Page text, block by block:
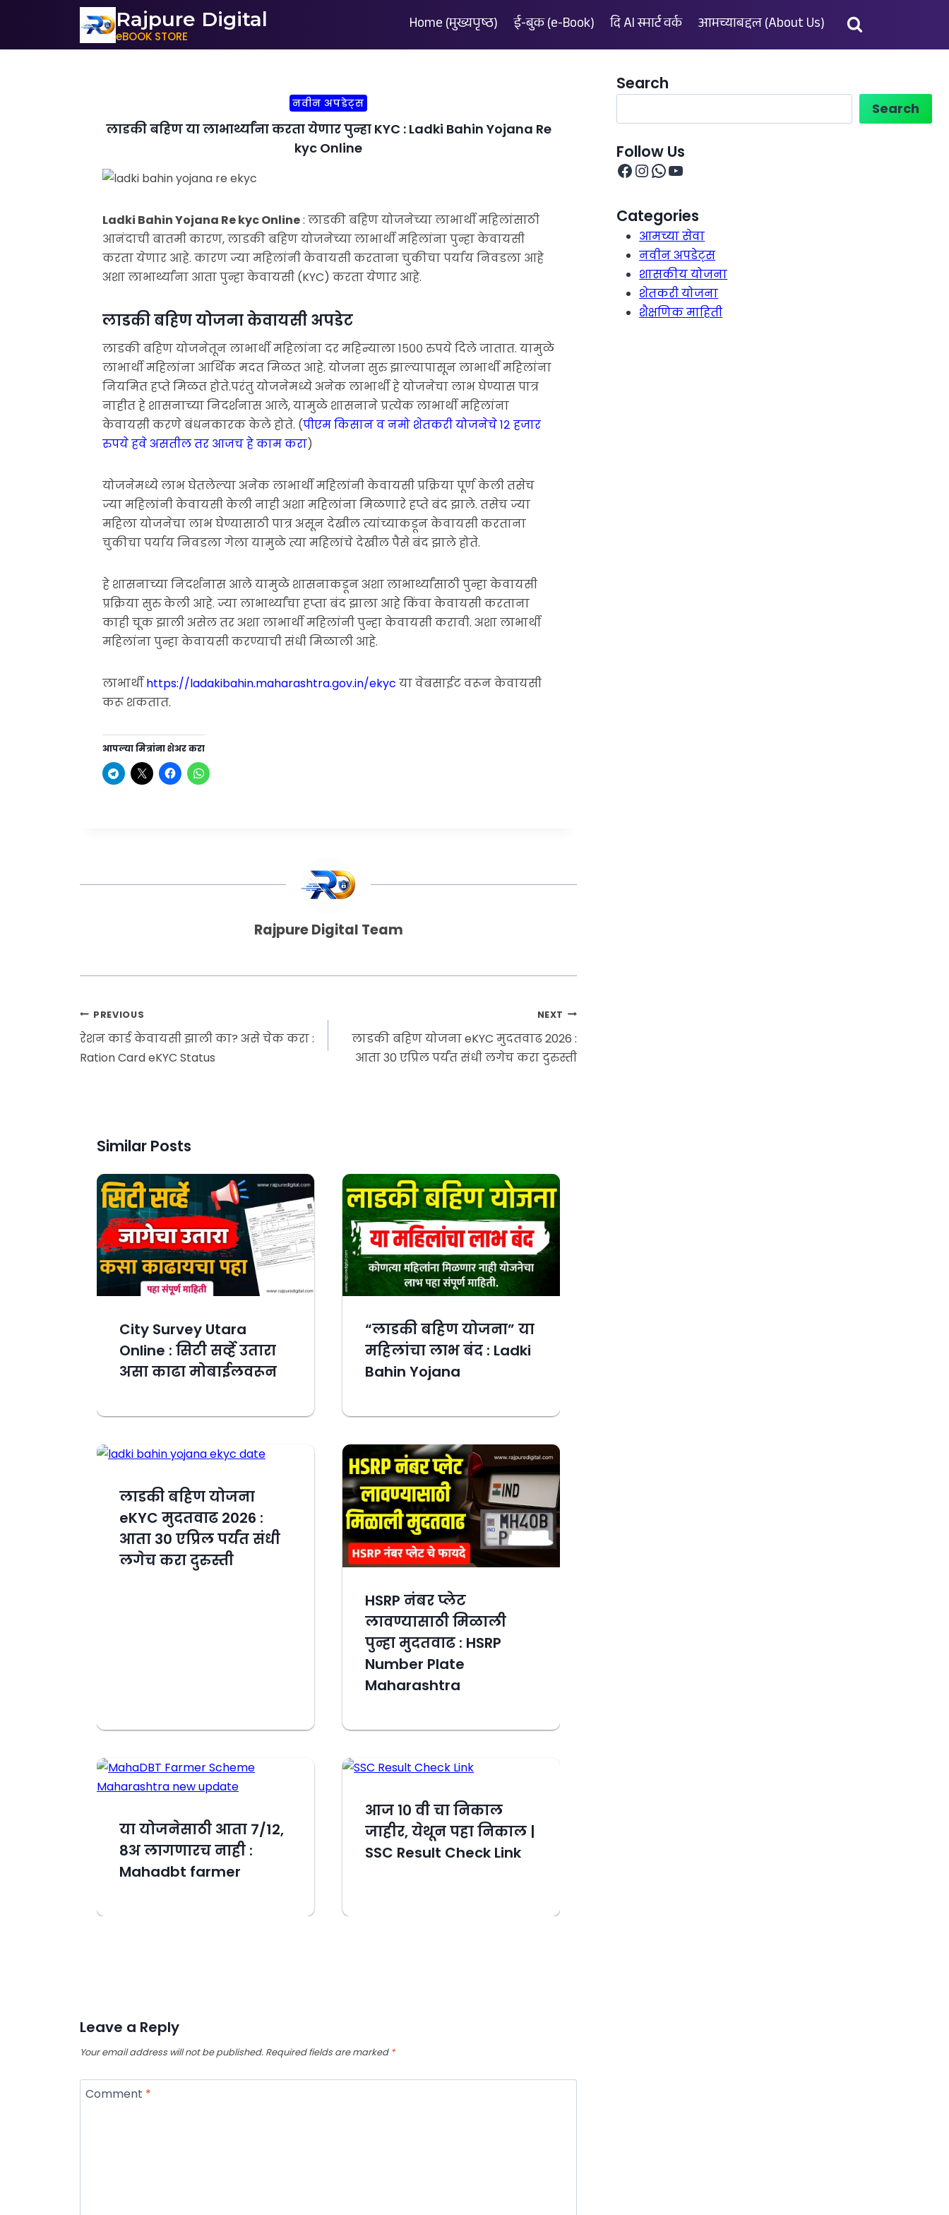
Rajpure Digital
eBOOK STORE
Home (मुख्यपृष्ठ) ई-बुक (e-Book) दि AI स्मार्ट वर्क आमच्याबद्दल (About Us)
नवीन अपडेट्स
लाडकी बहिण या लाभार्थ्यांना करता येणार पुन्हा KYC : Ladki Bahin Yojana Re
kyc Online
Ladki Bahin Yojana Re kyc Online: लाडकी बहिण योजनेच्या लाभार्थी महिलांसाठी
आनंदाची बातमी कारण, लाडकी बहिण योजनेच्या लाभार्थी महिलांना पुन्हा केवायसी
करता येणार आहे. कारण ज्या महिलांनी केवायसी करताना चुकीचा पर्याय निवडला आहे
अशा लाभार्थ्यांना आता पुन्हा केवायसी (KYC) करता येणार आहे.
लाडकी बहिण योजना केवायसी अपडेट
लाडकी बहिण योजनेतून लाभार्थी महिलांना दर महिन्याला १५०० रुपये दिले जातात. यामुळे
लाभार्थी महिलांना आर्थिक मदत मिळत आहे. योजना सुरु झाल्यापासून लाभार्थी महिलांना
नियमित हप्ते मिळत होते.परंतु योजनेमध्ये अनेक लाभार्थी हे योजनेचा लाभ घेण्यास पात्र
नाहीत हे शासनाच्या निदर्शनास आले, यामुळे शासनाने प्रत्येक लाभार्थी महिलांना
केवायसी करणे बंधनकारक केले होते. (पीएम किसान व नमो शेतकरी योजनेचे १२ हजार
रुपये हवे असतील तर आजच हे काम करा)
योजनेमध्ये लाभ घेतलेल्या अनेक लाभार्थी महिलांनी केवायसी प्रक्रिया पूर्ण केली तसेच
ज्या महिलांनी केवायसी केली नाही अशा महिलांना मिळणारे हप्ते बंद झाले. तसेच ज्या
महिला योजनेचा लाभ घेण्यासाठी पात्र असून देखील त्यांच्याकडून केवायसी करताना
चुकीचा पर्याय निवडला गेला यामुळे त्या महिलांचे देखील पैसे बंद झाले होते.
हे शासनाच्या निदर्शनास आले यामुळे शासनाकडून अशा लाभार्थ्यांसाठी पुन्हा केवायसी
प्रक्रिया सुरु केली आहे. ज्या लाभार्थ्यांचा हप्ता बंद झाला आहे किंवा केवायसी करताना
काही चूक झाली असेल तर अशा लाभार्थी महिलांनी पुन्हा केवायसी करावी. अशा लाभार्थी
महिलांना पुन्हा केवायसी करण्याची संधी मिळाली आहे.
लाभार्थीhttps://ladakibahin.maharashtra.gov.in/ekyc या वेबसाईट वरून केवायसी
करू शकतात.
आपल्या मित्रांना शेअर करा
Rajpure Digital Team
PREVIOUS
रेशन कार्ड केवायसी झाली का? असे चेक करा :
Ration Card eKYC Status
NEXT
लाडकी बहिण योजना eKYC मुदतवाढ 2026 :
आता 30 एप्रिल पर्यंत संधी लगेच करा दुरुस्ती
Similar Posts
City Survey Utara
Online : सिटी सर्व्हे उतारा
असा काढा मोबाईलवरून
“लाडकी बहिण योजना” या
महिलांचा लाभ बंद : Ladki
Bahin Yojana
लाडकी बहिण योजना
eKYC मुदतवाढ 2026 :
आता 30 एप्रिल पर्यंत संधी
लगेच करा दुरुस्ती
HSRP नंबर प्लेट
लावण्यासाठी मिळाली
पुन्हा मुदतवाढ : HSRP
Number Plate
Maharashtra
या योजनेसाठी आता 7/12,
8अ लागणारच नाही :
Mahadbt farmer
आज १० वी चा निकाल
जाहीर, येथून पहा निकाल |
SSC Result Check Link
Leave a Reply
Your email address will not be published. Required fields are marked *
Comment *
Search
Search
Follow Us
Categories
आमच्या सेवा
नवीन अपडेट्स
शासकीय योजना
शेतकरी योजना
शैक्षणिक माहिती